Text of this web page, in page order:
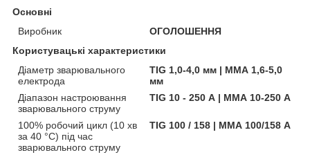
Основні
Виробник
ОГОЛОШЕННЯ
Користувацькі характеристики
Діаметр зварювального
електрода
TIG 1,0-4,0 мм | ММА 1,6-5,0
мм
Діапазон настроювання
зварювального струму
TIG 10 - 250 А | ММА 10-250 А
100% робочий цикл (10 хв
за 40 °C) під час
зварювального струму
TIG 100 / 158 | ММА 100/158 А